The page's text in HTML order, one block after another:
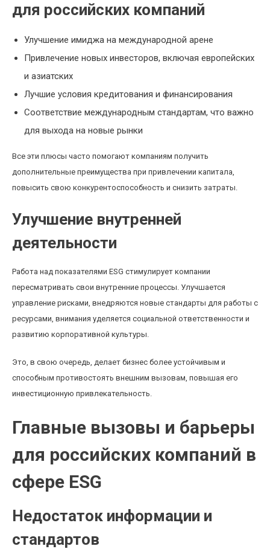
для российских компаний
Улучшение имиджа на международной арене
Привлечение новых инвесторов, включая европейских
и азиатских
Лучшие условия кредитования и финансирования
Соответствие международным стандартам, что важно
для выхода на новые рынки
Все эти плюсы часто помогают компаниям получить
дополнительные преимущества при привлечении капитала,
повысить свою конкурентоспособность и снизить затраты.
Улучшение внутренней
деятельности
Работа над показателями ESG стимулирует компании
пересматривать свои внутренние процессы. Улучшается
управление рисками, внедряются новые стандарты для работы с
ресурсами, внимания уделяется социальной ответственности и
развитию корпоративной культуры.
Это, в свою очередь, делает бизнес более устойчивым и
способным противостоять внешним вызовам, повышая его
инвестиционную привлекательность.
Главные вызовы и барьеры
для российских компаний в
сфере ESG
Недостаток информации и
стандартов